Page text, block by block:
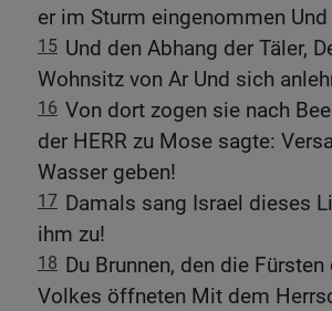
er im Sturm eingenommen
15 Und den Abhang der Täler,
Wohnsitz von Ar Und sich
16 Von dort zogen sie nach
der HERR zu Mose sagte:
Wasser geben!
17 Damals sang Israel dieses
ihm zu!
18 Du Brunnen, den die
Volkes öffneten Mit dem